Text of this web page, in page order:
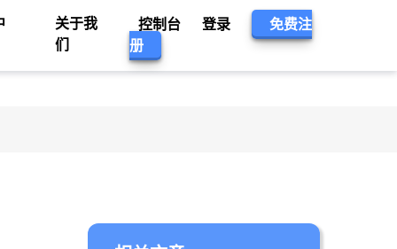
关于我
们
控制台 登录
免费注
册